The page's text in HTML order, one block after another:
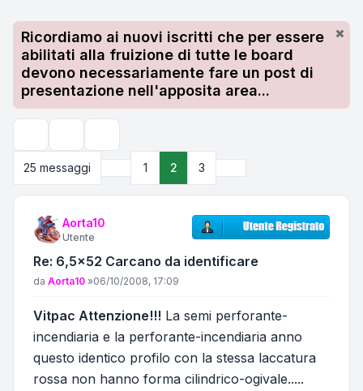
Ricordiamo ai nuovi iscritti che per essere
abilitati alla fruizione di tutte le board
devono necessariamente fare un post di
presentazione nell'apposita area...
25 messaggi
Precedente
1 2 3
Aorta10
Utente
Re: 6,5x52 Carcano da identificare
Messaggio
da Aorta10 »06/10/2008, 17:09
Vitpac Attenzione!!! La semi perforante-
incendiaria e la perforante-incendiaria anno
questo identico profilo con la stessa laccatura
rossa non hanno forma cilindrico-ogivale.....